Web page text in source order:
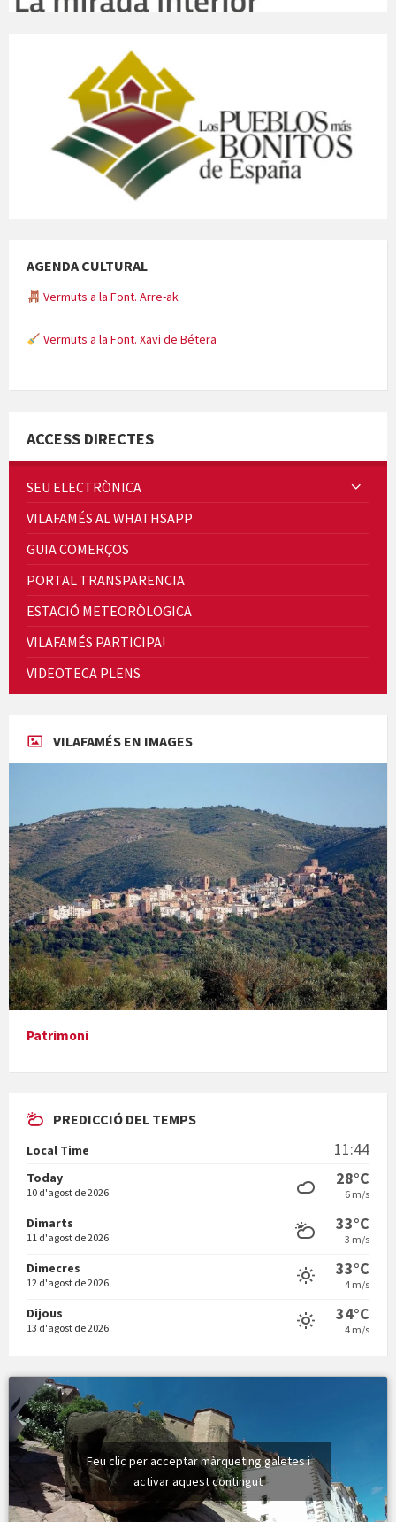
AGENDA CULTURAL
Vermuts a la Font. Arre-ak
Vermuts a la Font. Xavi de Bétera
Quintà Culroja
Cicle de Cine i Dones rurals
Concerts al Museu
Presentació del llibre &quot;La mare&quot;, d'Emma Zafon
En Bum
Vermuts a la Font. Hit parit
ACCESS DIRECTES
SEU ELECTRÒNICA
VILAFAMÉS AL WHATHSAPP
GUIA COMERÇOS
PORTAL TRANSPARENCIA
ESTACIÓ METEORÒLOGICA
VILAFAMÉS PARTICIPA!
VIDEOTECA PLENS
VILAFAMÉS EN IMAGES
Patrimoni
PREDICCIÓ DEL TEMPS
Local Time 11:44
Today
10 d'agost de 2026
28°C
6 m/s
Dimarts
11 d'agost de 2026
33°C
3 m/s
Dimecres
12 d'agost de 2026
33°C
4 m/s
Dijous
13 d'agost de 2026
34°C
4 m/s
Feu clic per acceptar màrqueting galetes i
activar aquest contingut